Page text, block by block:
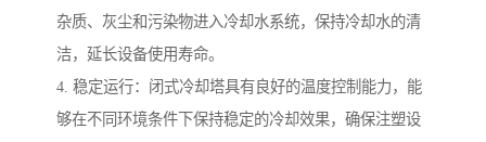
杂质、灰尘和污染物进入冷却水系统，保持冷却水的清
洁，延长设备使用寿命。
4. 稳定运行：闭式冷却塔具有良好的温度控制能力，能
够在不同环境条件下保持稳定的冷却效果，确保注塑设